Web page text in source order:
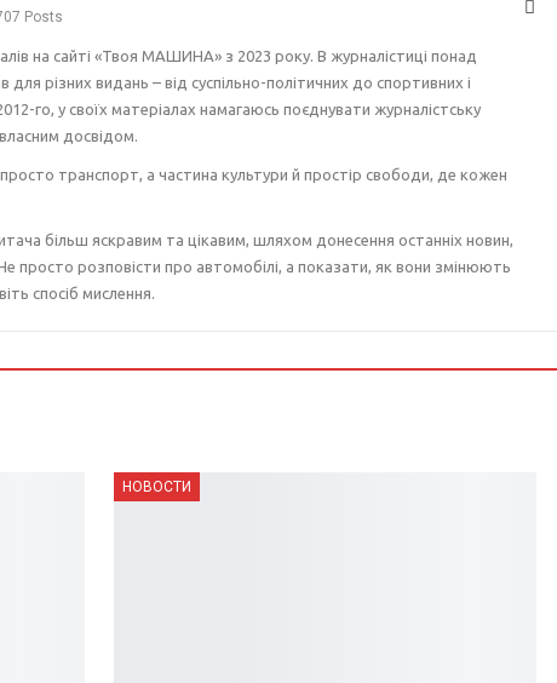
Posts
на сайті «Твоя МАШИНА» з 2023 року. В журналістиці понад
для різних видань – від суспільно-політичних до спортивних і
го, у своїх матеріалах намагаюсь поєднувати журналістську
досвідом.
транспорт, а частина культури й простір свободи, де кожен
більш яскравим та цікавим, шляхом донесення останніх новин,
просто розповісти про автомобілі, а показати, як вони змінюють
спосіб мислення.
НОВОСТИ